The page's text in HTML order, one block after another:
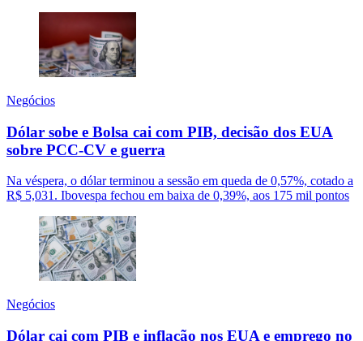
Negócios
Dólar sobe e Bolsa cai com PIB, decisão dos EUA
sobre PCC-CV e guerra
Na véspera, o dólar terminou a sessão em queda de 0,57%, cotado a
R$ 5,031. Ibovespa fechou em baixa de 0,39%, aos 175 mil pontos
Negócios
Dólar cai com PIB e inflação nos EUA e emprego no